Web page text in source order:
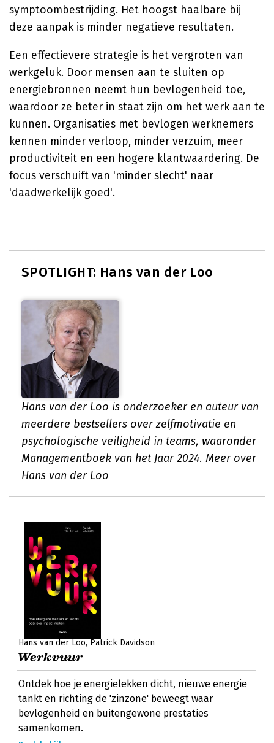
symptoombestrijding. Het hoogst haalbare bij
deze aanpak is minder negatieve resultaten.
Een effectievere strategie is het vergroten van
werkgeluk. Door mensen aan te sluiten op
energiebronnen neemt hun bevlogenheid toe,
waardoor ze beter in staat zijn om het werk aan te
kunnen. Organisaties met bevlogen werknemers
kennen minder verloop, minder verzuim, meer
productiviteit en een hogere klantwaardering. De
focus verschuift van 'minder slecht' naar
'daadwerkelijk goed'.
SPOTLIGHT: Hans van der Loo
Hans van der Loo is onderzoeker en auteur van
meerdere bestsellers over zelfmotivatie en
psychologische veiligheid in teams, waaronder
Managementboek van het Jaar 2024. Meer over
Hans van der Loo
Hans van der Loo Patrick Davidson
Werkvuur
Ontdek hoe je energielekken dicht, nieuwe energie
tankt en richting de 'zinzone' beweegt waar
bevlogenheid en buitengewone prestaties
samenkomen.